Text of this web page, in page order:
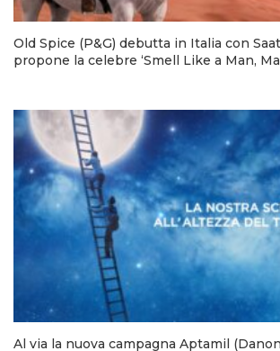
Old Spice (P&G) debutta in Italia con
propone la celebre ‘Smell Like a Man,
Al via la nuova campagna Aptamil